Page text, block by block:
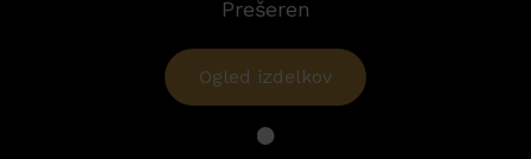
Prešeren
Ogled izdelkov